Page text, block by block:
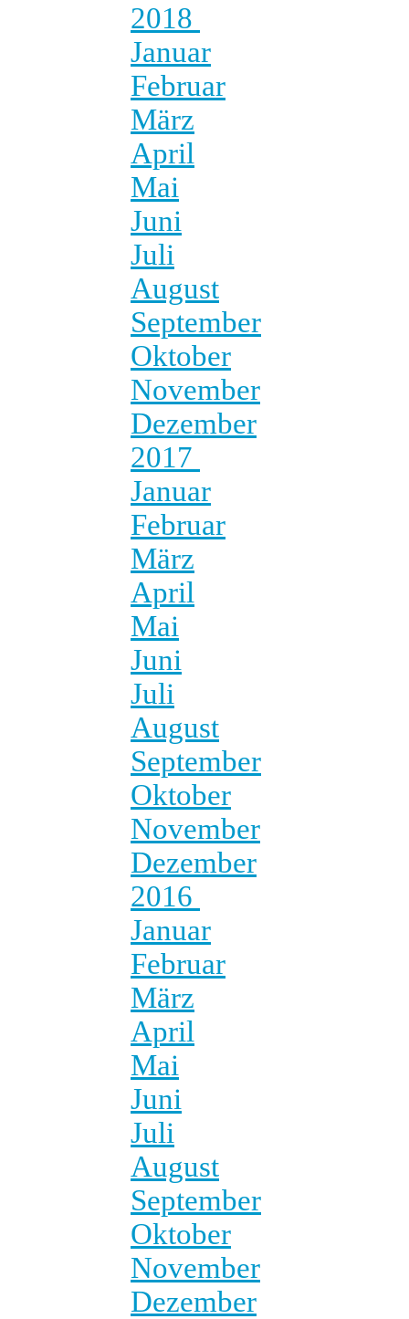
2018
Januar
Februar
März
April
Mai
Juni
Juli
August
September
Oktober
November
Dezember
2017
Januar
Februar
März
April
Mai
Juni
Juli
August
September
Oktober
November
Dezember
2016
Januar
Februar
März
April
Mai
Juni
Juli
August
September
Oktober
November
Dezember